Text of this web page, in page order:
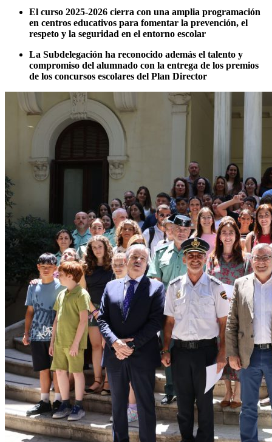
El curso 2025-2026 cierra con una amplia programación
en centros educativos para fomentar la prevención, el
respeto y la seguridad en el entorno escolar
La Subdelegación ha reconocido además el talento y
compromiso del alumnado con la entrega de los premios
de los concursos escolares del Plan Director